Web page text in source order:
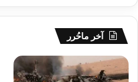
آخر ماحُرر